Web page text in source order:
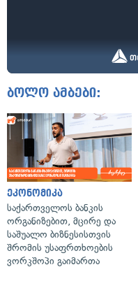
ბოლო ამბები:
ეკონომიკა
საქართველოს ბანკის
ორგანიზებით, მცირე და
საშუალო ბიზნესისთვის
შრომის უსაფრთხოების
ვორკშოპი გაიმართა